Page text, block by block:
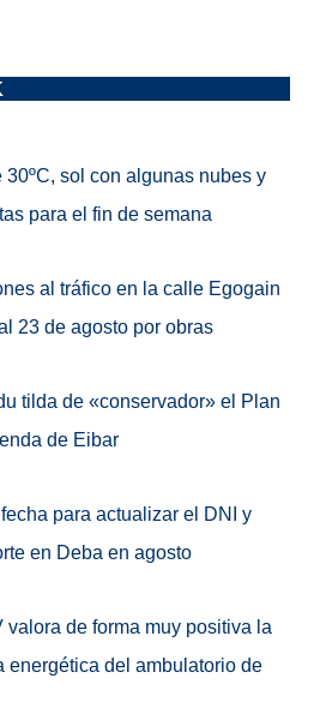
30ºC, sol con algunas nubes y
para el fin de semana
al tráfico en la calle Egogain
23 de agosto por obras
tilda de «conservador» el Plan
de Eibar
para actualizar el DNI y
en Deba en agosto
valora de forma muy positiva la
energética del ambulatorio de